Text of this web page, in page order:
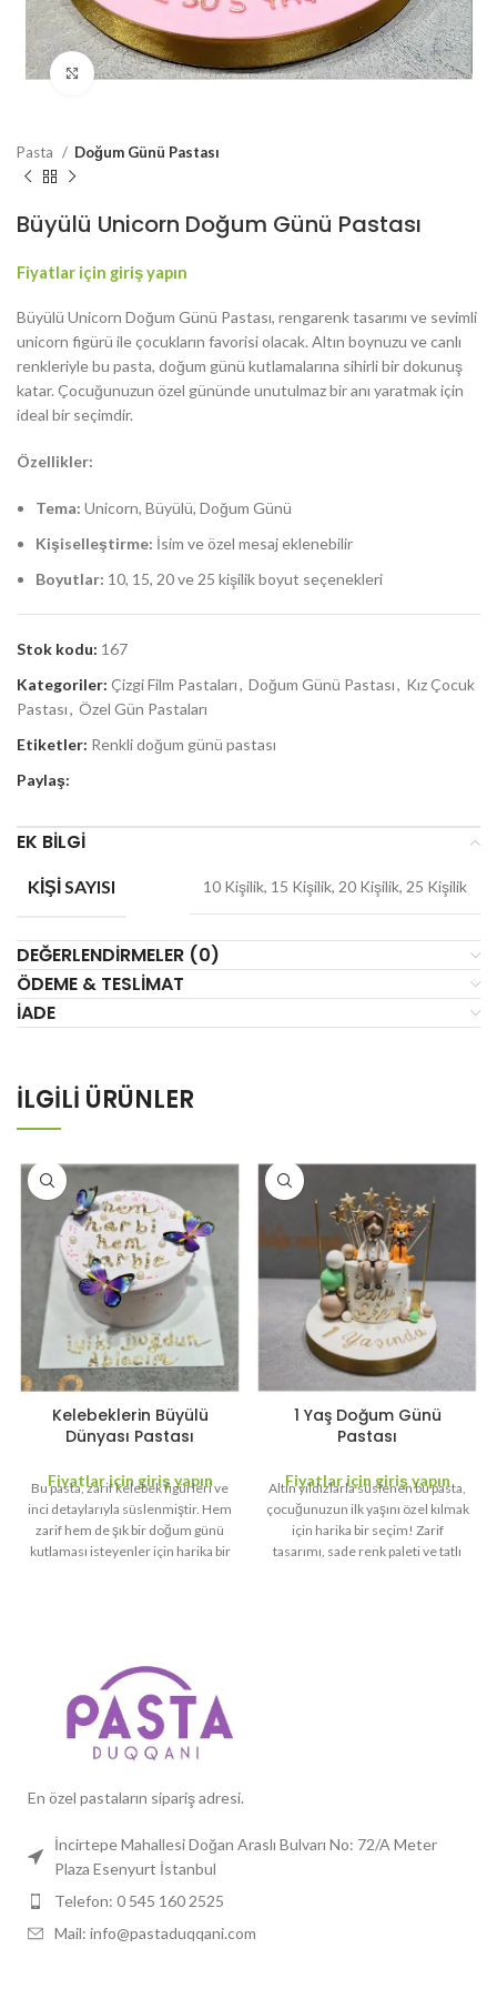
Resmi Büyüt
Pasta Doğum Günü Pastası
Büyülü Unicorn Doğum Günü Pastası
Fiyatlar için giriş yapın
Büyülü Unicorn Doğum Günü Pastası, rengarenk tasarımı ve sevimli
unicorn figürü ile çocukların favorisi olacak. Altın boynuzu ve canlı
renkleriyle bu pasta, doğum günü kutlamalarına sihirli bir dokunuş
katar. Çocuğunuzun özel gününde unutulmaz bir anı yaratmak için
ideal bir seçimdir.
Özellikler:
Tema: Unicorn, Büyülü, Doğum Günü
Kişiselleştirme: İsim ve özel mesaj eklenebilir
Boyutlar: 10, 15, 20 ve 25 kişilik boyut seçenekleri
Stok kodu: 167
Kategoriler: Çizgi Film Pastaları, Doğum Günü Pastası, Kız Çocuk
Pastası, Özel Gün Pastaları
Etiketler: Renkli doğum günü pastası
Paylaş:
EK BILGI
KIŞI SAYISI 10 Kişilik, 15 Kişilik, 20 Kişilik, 25 Kişilik
DEĞERLENDIRMELER (0)
ÖDEME & TESLIMAT
İADE
İLGILI ÜRÜNLER
Kelebeklerin Büyülü
Dünyası Pastası
Fiyatlar için giriş yapın
Bu pasta, zarif kelebek figürleri ve
inci detaylarıyla süslenmiştir. Hem
zarif hem de şık bir doğum günü
kutlaması isteyenler için harika bir
özel mesaj eklenebilir
Boyutlar: 6, 8, 10 ve 15 kişilik
boyut seçenekleri
1 Yaş Doğum Günü
Pastası
Fiyatlar için giriş yapın
Altın yıldızlarla süslenen bu pasta,
çocuğunuzun ilk yaşını özel kılmak
için harika bir seçim! Zarif
tasarımı, sade renk paleti ve tatlı
En özel pastaların sipariş adresi.
İncirtepe Mahallesi Doğan Araslı Bulvarı No: 72/A Meter
Plaza Esenyurt İstanbul
Telefon: 0 545 160 2525
Mail: info@pastaduqqani.com